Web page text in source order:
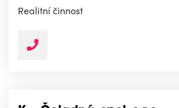
Realitní činnost